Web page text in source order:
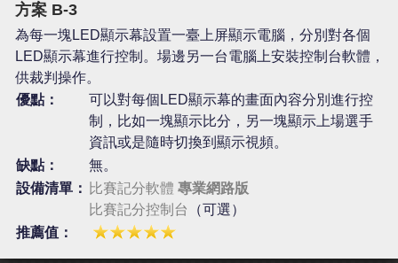
方案 B-3
為每一塊LED顯示幕設置一臺上屏顯示電腦，分別對各個
LED顯示幕進行控制。場邊另一台電腦上安裝控制台軟體，
供裁判操作。
優點：
可以對每個LED顯示幕的畫面內容分別進行控
制，比如一塊顯示比分，另一塊顯示上場選手
資訊或是隨時切換到顯示視頻。
缺點：
無。
設備清單：
比賽記分軟體 專業網路版
比賽記分控制台
（可選）
推薦值：